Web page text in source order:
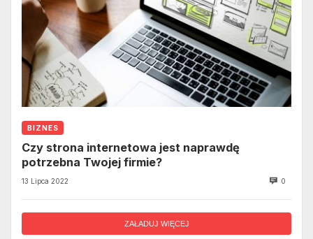
BIZNES
Czy strona internetowa jest naprawdę
potrzebna Twojej firmie?
13 Lipca 2022 0
ZAŁADUJ WIĘCEJ